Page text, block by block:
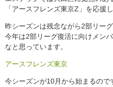
「アースフレンズ東京Z」を応援
昨シーズンは残念ながら2部リー
今年は2部リーグ復活に向けメン
なと思っています。
アースフレンズ東京
今シーズンが10月から始まるので